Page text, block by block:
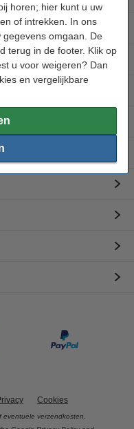
horen; hier kunt u uw
of intrekken. In ons
omgaan. De
terug in de footer. Klik op
u voor weigeren? Dan
en vergelijkbare
Cookies
verzendkosten.